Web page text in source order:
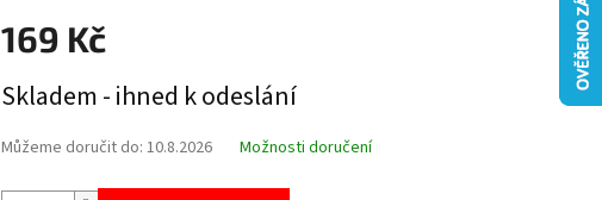
169 Kč
cena:
Skladem - ihned k odeslání
Můžeme doručit do: 10.8.2026 Možnosti doručení